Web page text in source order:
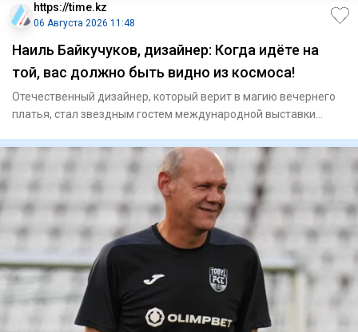
https://time.kz
06 Августа 2026 11:48
Наиль Байкучуков, дизайнер: Когда идёте на
той, вас должно быть видно из космоса!
Отечественный дизайнер, который верит в магию вечернего
платья, стал звездным гостем международной выставки